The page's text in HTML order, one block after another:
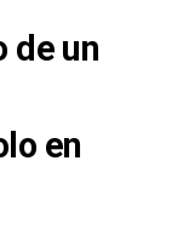
de un
en